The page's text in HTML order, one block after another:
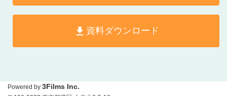
資料ダウンロード
Powered by 3Films Inc.